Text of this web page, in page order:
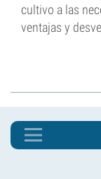
cultivo a las
ventajas y